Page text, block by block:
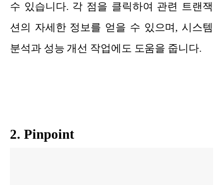
수 있습니다. 각 점을 클릭하여 관련 트랜잭
션의 자세한 정보를 얻을 수 있으며, 시스템
분석과 성능 개선 작업에도 도움을 줍니다.
2. Pinpoint